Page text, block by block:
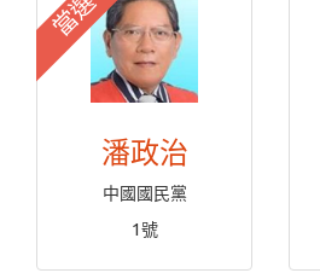
當選
潘政治
中國國民黨
1號